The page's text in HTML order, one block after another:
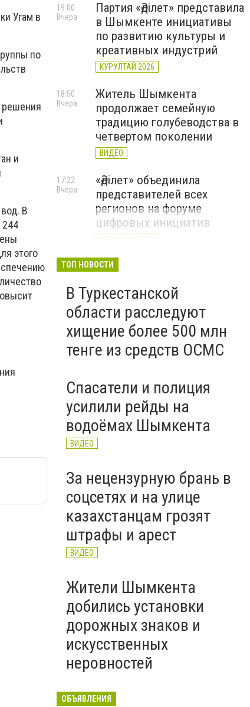
Угам в
по
решения
и
В
244
этого
Партия «Әділет» представила
в Шымкенте инициативы
по развитию культуры и
креативных индустрий
КУРУЛТАЙ 2026
19:00
Вчера
Житель Шымкента
продолжает семейную
традицию голубеводства в
четвертом поколении
ВИДЕО
18:50
Вчера
«Әділет» объединила
представителей всех
регионов на форуме
цифровых инициатив
17:22
Вчера
В Казахстане назвали
высокооплачиваемые
вакансии июля
12:15
ТОП НОВОСТИ
В Туркестанской
области расследуют
хищение более 500 млн
тенге из средств ОСМС
Спасатели и полиция
усилили рейды на
водоёмах Шымкента
ВИДЕО
За нецензурную брань в
соцсетях и на улице
казахстанцам грозят
штрафы и арест
ВИДЕО
Жители Шымкента
добились установки
дорожных знаков и
искусственных
неровностей
ОБЪЯВЛЕНИЯ